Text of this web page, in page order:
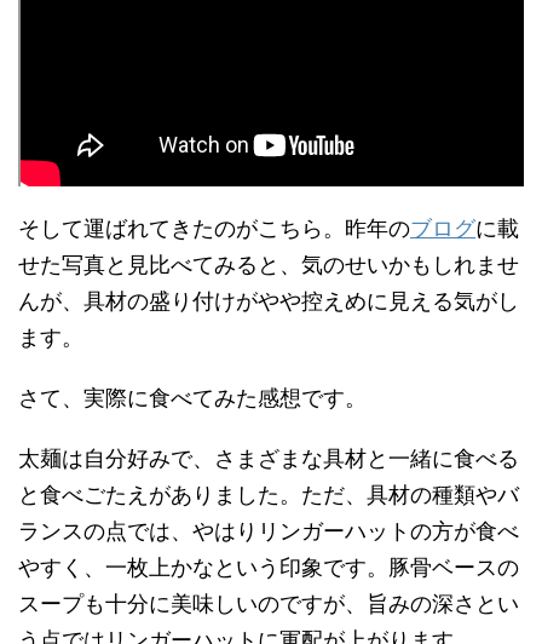
そして運ばれてきたのがこちら。昨年のブログに載
せた写真と見比べてみると、気のせいかもしれませ
んが、具材の盛り付けがやや控えめに見える気がし
ます。
さて、実際に食べてみた感想です。
太麺は自分好みで、さまざまな具材と一緒に食べる
と食べごたえがありました。ただ、具材の種類やバ
ランスの点では、やはりリンガーハットの方が食べ
やすく、一枚上かなという印象です。豚骨ベースの
スープも十分に美味しいのですが、旨みの深さとい